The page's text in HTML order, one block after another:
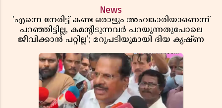
News
'എന്നെ നേരിട്ട് കണ്ട ഒരാളും അഹങ്കാരിയാണെന്ന്
പറഞ്ഞിട്ടില്ല, കമൻ്റിടുന്നവർ പറയുന്നതുപോലെ
ജീവിക്കാൻ പറ്റില്ല'; മറുപടിയുമായി ദിയ കൃഷ്ണ